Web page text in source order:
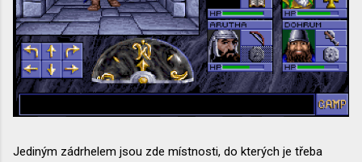
Jediným zádrhelem jsou zde místnosti, do kterých je třeba